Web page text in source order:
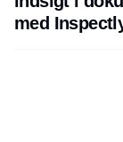
med